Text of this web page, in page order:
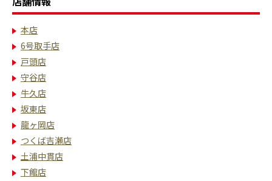
本店
6号取手店
戸頭店
守谷店
牛久店
坂東店
龍ヶ岡店
つくば吉瀬店
土浦中貫店
下館店